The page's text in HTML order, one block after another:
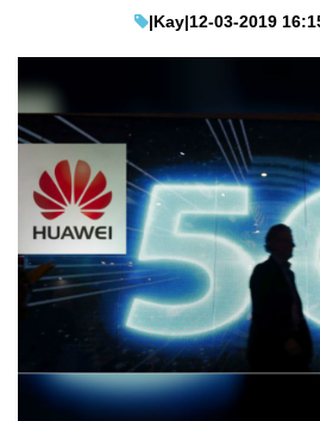
教學評測
EduTech
生成式AI與雲端應用
Enterprise Digital Transformation
特集
|Kay|12-03-2019